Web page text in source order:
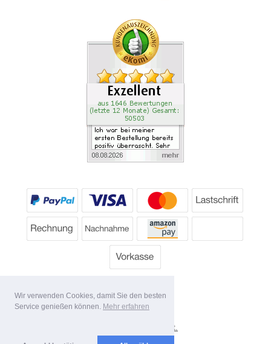
Wir verwenden Cookies, damit Sie den besten
Service genießen können. Mehr erfahren
Alle Preise inkl. MwSt.
Lieferbedingungen